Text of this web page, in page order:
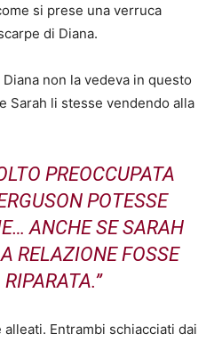
si prese una verruca
di Diana.
non la vedeva in questo
Sarah li stesse vendendo alla
PREOCCUPATA
POTESSE
ANCHE SE SARAH
RELAZIONE FOSSE
Entrambi schiacciati dai